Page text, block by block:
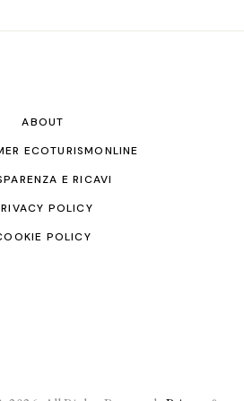
ABOUT
ECOTURISMONLINE
E RICAVI
POLICY
POLICY